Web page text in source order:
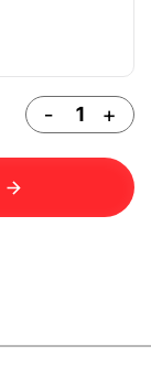
- +